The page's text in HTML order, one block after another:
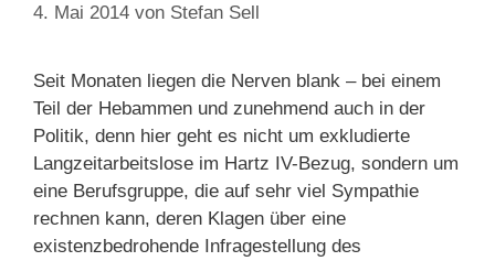
4. Mai 2014 von Stefan Sell
Seit Monaten liegen die Nerven blank – bei einem
Teil der Hebammen und zunehmend auch in der
Politik, denn hier geht es nicht um exkludierte
Langzeitarbeitslose im Hartz IV-Bezug, sondern um
eine Berufsgruppe, die auf sehr viel Sympathie
rechnen kann, deren Klagen über eine
existenzbedrohende Infragestellung des